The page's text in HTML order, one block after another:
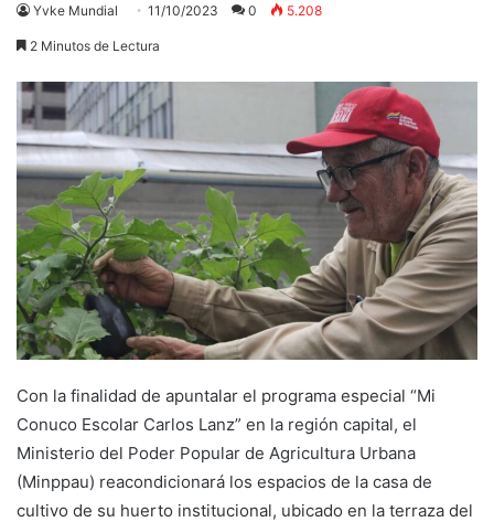
Yvke Mundial 11/10/2023 0 5.208
2 Minutos de Lectura
Con la finalidad de apuntalar el programa especial “Mi
Conuco Escolar Carlos Lanz” en la región capital, el
Ministerio del Poder Popular de Agricultura Urbana
(Minppau) reacondicionará los espacios de la casa de
cultivo de su huerto institucional, ubicado en la terraza del